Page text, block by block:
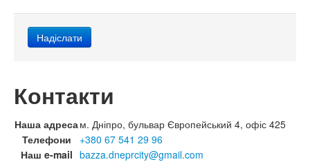
Контакти
Наша адресам. Дніпро, бульвар Європейський 4, офіс 425
Телефони
+380 67 541 29 96
Наш e-mail bazza.dneprcity@gmail.com